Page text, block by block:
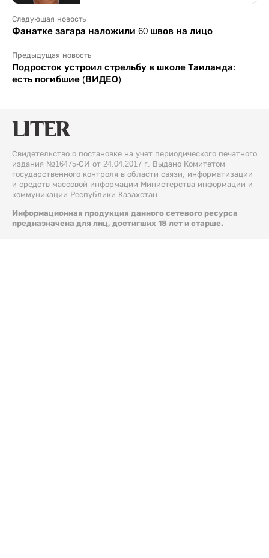
Следующая новость
Фанатке загара наложили 60 швов на лицо
Предыдущая новость
Подросток устроил стрельбу в школе Таиланда:
есть погибшие (ВИДЕО)
Свидетельство о постановке на учет периодического печатного
издания №16475-СИ от 24.04.2017 г. Выдано Комитетом
государственного контроля в области связи, информатизации
и средств массовой информации Министерства информации и
коммуникации Республики Казахстан.
Информационная продукция данного сетевого ресурса
предназначена для лиц, достигших 18 лет и старше.